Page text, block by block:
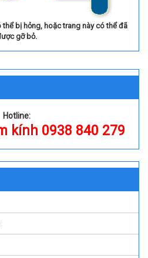
bị hỏng, hoặc trang này có thể đã
gỡ bỏ.
Hotline:
kính 0938 840 279